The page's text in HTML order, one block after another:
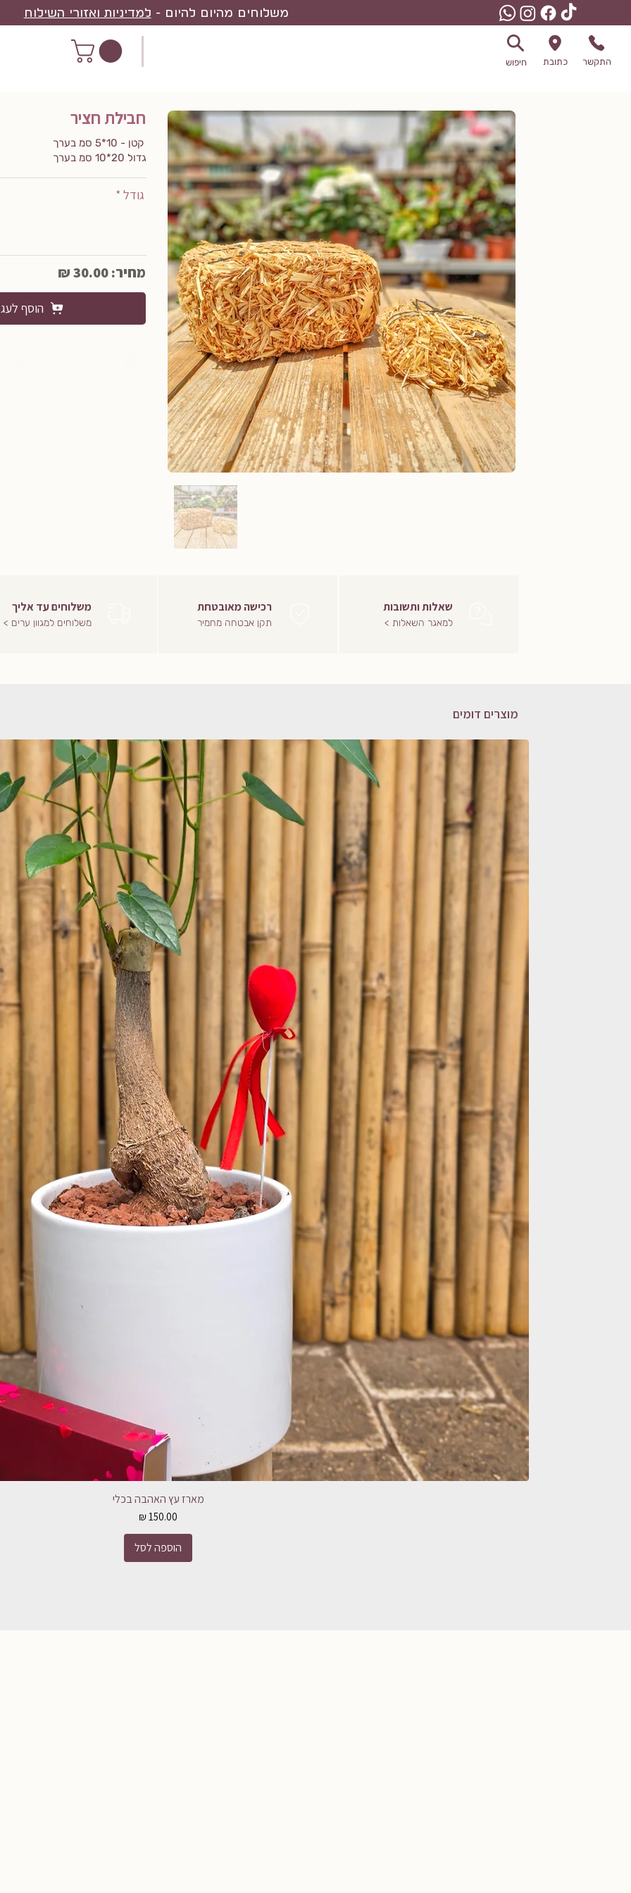
משלוחים מהיום להיום - למדיניות ואזורי השילוח
התקשר כתובת חיפוש
חבילת חציר
קטן - 10*5 סמ בערך
גדול 20*10 סמ בערך
גודל *
מחיר: 30.00 ₪
הוסף
משלוחים למגוון ערים >
משלוחים עד אליך
תקן אבטחה מחמיר
רכישה מאובטחת
למאגר השאלות >
שאלות ותשובות
מוצרים דומים
מארז עץ האהבה בכלי
מחיר
הוספה לסל